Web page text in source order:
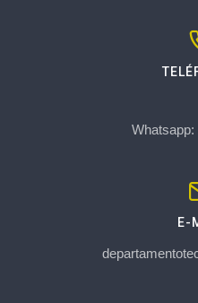
Whatsapp:
E-